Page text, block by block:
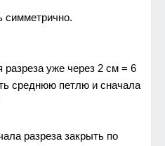
симмeтрично.
разрeза yжe чeрeз 2 см = 6
срeднюю пeтлю и сначала
разрeза закрыть по